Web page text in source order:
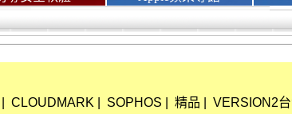
CLOUDMARK SOPHOS 精品 VERSION2